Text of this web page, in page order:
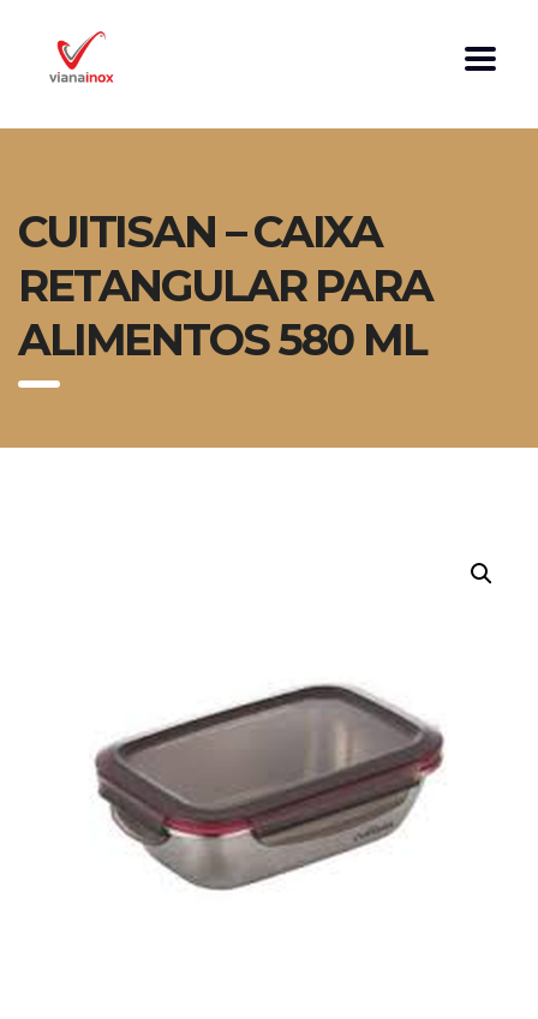
CUITISAN – CAIXA
RETANGULAR PARA
ALIMENTOS 580 ML